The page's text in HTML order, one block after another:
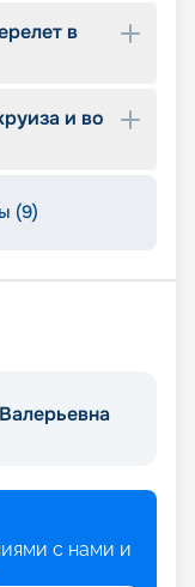
в
и во
(9)
с нами и